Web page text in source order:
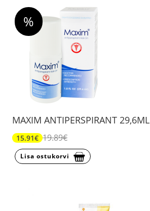
%
MAXIM ANTIPERSPIRANT 29,6ML
15.91€ 19.89€
Lisa ostukorvi